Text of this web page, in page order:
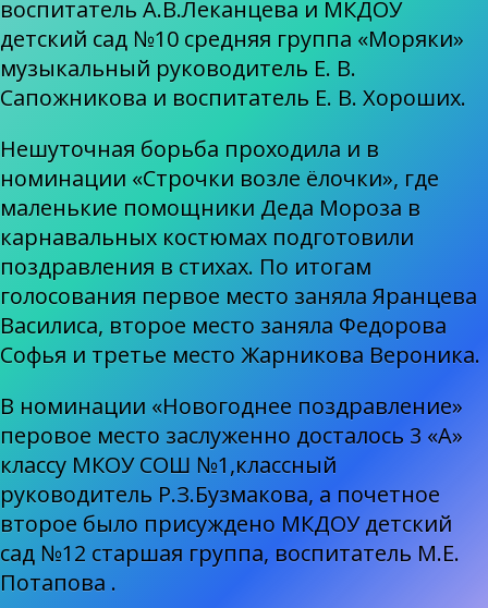
воспитатель А.В.Леканцева и МКДОУ
детский сад №10 средняя группа «Моряки»
музыкальный руководитель Е. В.
Сапожникова и воспитатель Е. В. Хороших.
Нешуточная борьба проходила и в
номинации «Строчки возле ёлочки», где
маленькие помощники Деда Мороза в
карнавальных костюмах подготовили
поздравления в стихах. По итогам
голосования первое место заняла Яранцева
Василиса, второе место заняла Федорова
Софья и третье место Жарникова Вероника.
В номинации «Новогоднее поздравление»
перовое место заслуженно досталось 3 «А»
классу МКОУ СОШ №1,классный
руководитель Р.З.Бузмакова, а почетное
второе было присуждено МКДОУ детский
сад №12 старшая группа, воспитатель М.Е.
Потапова .